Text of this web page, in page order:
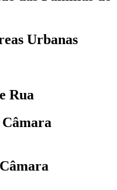
Urbanas
Rua